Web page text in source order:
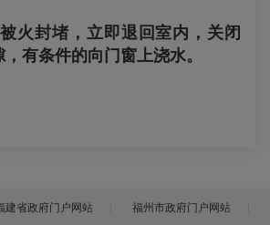
火封堵，立即退回室内，关闭
有条件的向门窗上浇水。
建省政府门户网站 福州市政府门户网站